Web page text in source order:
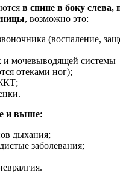
в спине в боку слева,
, возможно это:
(воспаление,
и мочевыводящей системы
отеками ног);
и выше:
дыхания;
заболевания;